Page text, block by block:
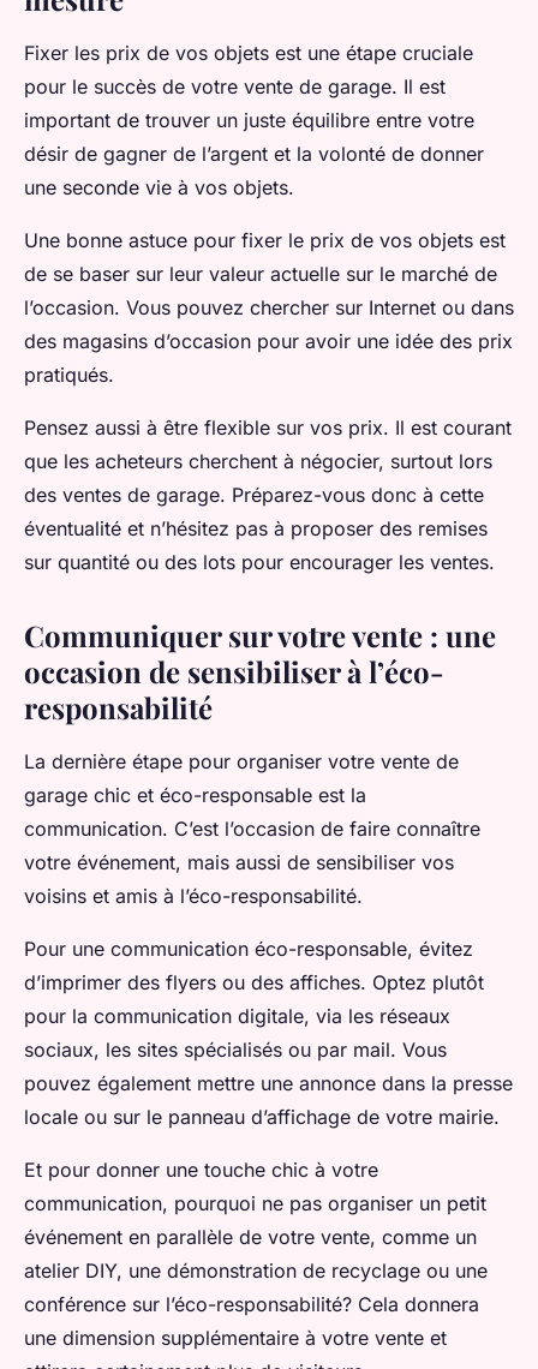
Fixer les prix de vos objets est une étape cruciale
pour le succès de votre vente de garage. Il est
important de trouver un juste équilibre entre votre
désir de gagner de l’argent et la volonté de donner
une seconde vie à vos objets.
Une bonne astuce pour fixer le prix de vos objets est
de se baser sur leur valeur actuelle sur le marché de
l’occasion. Vous pouvez chercher sur Internet ou dans
des magasins d’occasion pour avoir une idée des prix
pratiqués.
Pensez aussi à être flexible sur vos prix. Il est courant
que les acheteurs cherchent à négocier, surtout lors
des ventes de garage. Préparez-vous donc à cette
éventualité et n’hésitez pas à proposer des remises
sur quantité ou des lots pour encourager les ventes.
Communiquer sur votre vente : une
occasion de sensibiliser à l’éco-
responsabilité
La dernière étape pour organiser votre vente de
garage chic et éco-responsable est la
communication. C’est l’occasion de faire connaître
votre événement, mais aussi de sensibiliser vos
voisins et amis à l’éco-responsabilité.
Pour une communication éco-responsable, évitez
d’imprimer des flyers ou des affiches. Optez plutôt
pour la communication digitale, via les réseaux
sociaux, les sites spécialisés ou par mail. Vous
pouvez également mettre une annonce dans la presse
locale ou sur le panneau d’affichage de votre mairie.
Et pour donner une touche chic à votre
communication, pourquoi ne pas organiser un petit
événement en parallèle de votre vente, comme un
atelier DIY, une démonstration de recyclage ou une
conférence sur l’éco-responsabilité? Cela donnera
une dimension supplémentaire à votre vente et